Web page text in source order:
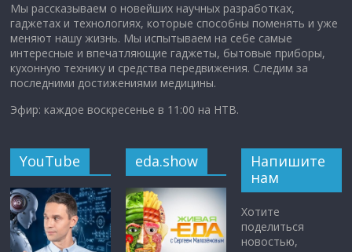
Мы рассказываем о новейших научных разработках,
гаджетах и технологиях, которые способны поменять и уже
меняют нашу жизнь. Мы испытываем на себе самые
интересные и впечатляющие гаджеты, бытовые приборы,
кухонную технику и средства передвижения. Следим за
последними достижениями медицины.
Эфир: каждое воскресенье в 11:00 на НТВ.
YouTube eda.show
Напишите
нам
Хотите
поделиться
новостью,